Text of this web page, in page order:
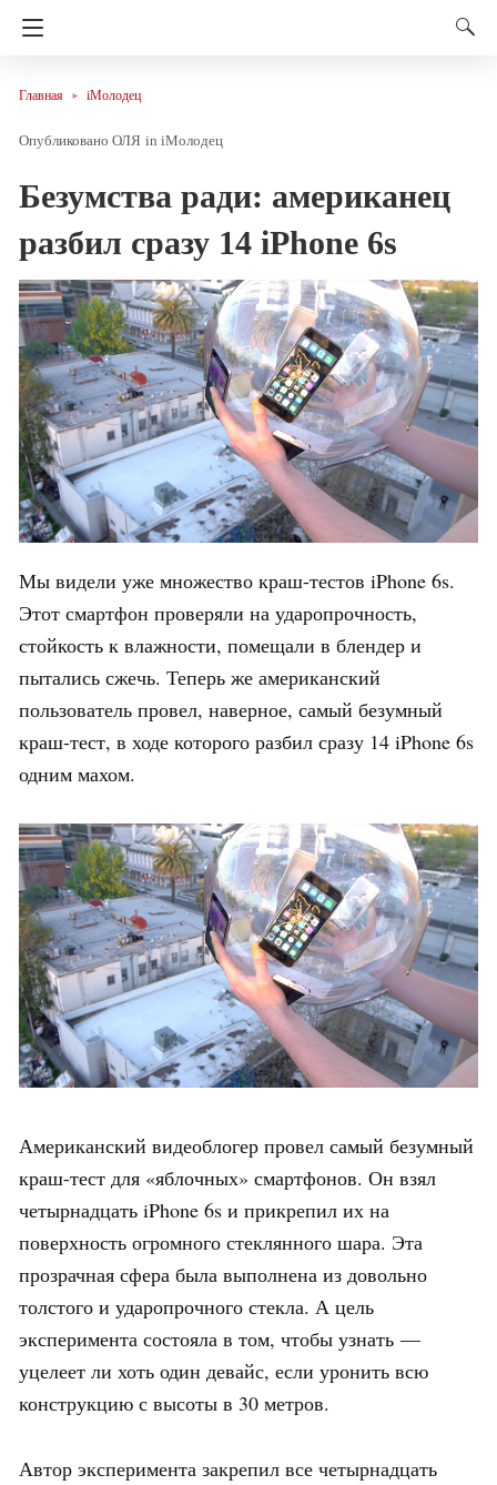
Главная iМолодец
ОЛЯ in iМолодец
Безумства ради: американец
разбил сразу 14 iPhone 6s
Мы видели уже множество краш-тестов iPhone 6s.
Этот смартфон проверяли на ударопрочность,
стойкость к влажности, помещали в блендер и
пытались сжечь. Теперь же американский
пользователь провел, наверное, самый безумный
краш-тест, в ходе которого разбил сразу 14 iPhone 6s
одним махом.
Американский видеоблогер провел самый безумный
краш-тест для «яблочных» смартфонов. Он взял
четырнадцать iPhone 6s и прикрепил их на
поверхность огромного стеклянного шара. Эта
прозрачная сфера была выполнена из довольно
толстого и ударопрочного стекла. А цель
эксперимента состояла в том, чтобы узнать —
уцелеет ли хоть один девайс, если уронить всю
конструкцию с высоты в 30 метров.
Автор эксперимента закрепил все четырнадцать